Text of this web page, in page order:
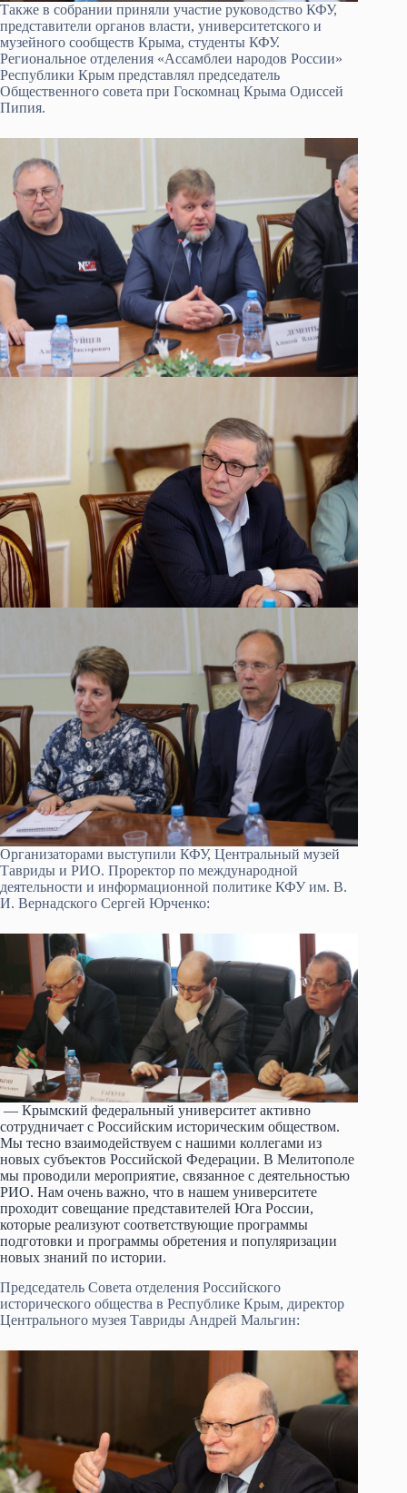
Также в собрании приняли участие руководство КФУ,
представители органов власти, университетского и
музейного сообществ Крыма, студенты КФУ.
Региональное отделения «Ассамблеи народов России»
Республики Крым представлял председатель
Общественного совета при Госкомнац Крыма Одиссей
Пипия.
Организаторами выступили КФУ, Центральный музей
Тавриды и РИО. Проректор по международной
деятельности и информационной политике КФУ им. В.
И. Вернадского Сергей Юрченко:
— Крымский федеральный университет активно
сотрудничает с Российским историческим обществом.
Мы тесно взаимодействуем с нашими коллегами из
новых субъектов Российской Федерации. В Мелитополе
мы проводили мероприятие, связанное с деятельностью
РИО. Нам очень важно, что в нашем университете
проходит совещание представителей Юга России,
которые реализуют соответствующие программы
подготовки и программы обретения и популяризации
новых знаний по истории.
Председатель Совета отделения Российского
исторического общества в Республике Крым, директор
Центрального музея Тавриды Андрей Мальгин: